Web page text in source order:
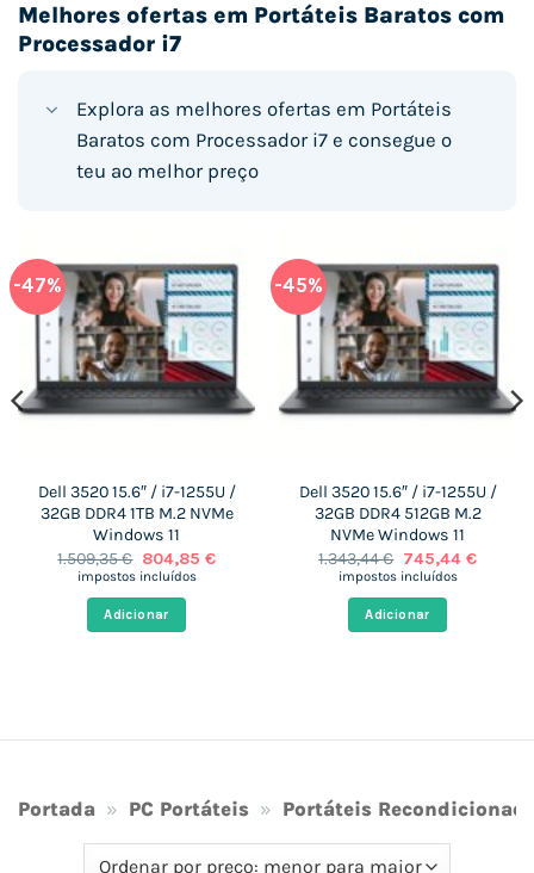
Melhores ofertas em Portáteis Baratos com
Processador i7
Explora as melhores ofertas em Portáteis
Baratos com Processador i7 e consegue o
teu ao melhor preço
-47%
Dell 3520 15.6″ / i7-1255U /
32GB DDR4 1TB M.2 NVMe
Windows 11
1.509,35€ O
preço
era:
1.509,35 €.
804,85 €O
impostos incluídos
Adicionar
-45%
Dell 3520 15.6″ / i7-1255U /
32GB DDR4 512GB M.2
NVMe Windows 11
1.343,44€ O
preço
era:
1.343,44 €.
745,44 €O
impostos incluídos
Adicionar
Portada » PC Portáteis » Portáteis